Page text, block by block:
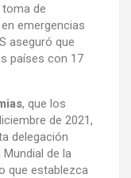
toma de
emergencias
aseguró que
países con 17
, que los
de 2021,
delegación
de la
que establezca